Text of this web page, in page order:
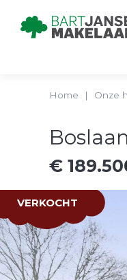
Home | Onze
€
VERKOCHT